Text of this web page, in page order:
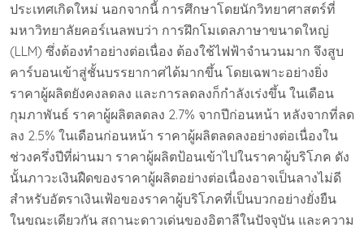
ประเทศเกิดใหม่ นอกจากนี้ การศึกษาโดยนักวิทยาศาสตร์ที่
มหาวิทยาลัยคอร์เนลพบว่า การฝึกโมเดลภาษาขนาดใหญ่
(LLM) ซึ่งต้องทำอย่างต่อเนื่อง ต้องใช้ไฟฟ้าจำนวนมาก จึงสูบ
คาร์บอนเข้าสู่ชั้นบรรยากาศได้มากขึ้น โดยเฉพาะอย่างยิ่ง
ราคาผู้ผลิตยังคงลดลง และการลดลงก็กำลังเร่งขึ้น ในเดือน
กุมภาพันธ์ ราคาผู้ผลิตลดลง 2.7% จากปีก่อนหน้า หลังจากที่ลด
ลง 2.5% ในเดือนก่อนหน้า ราคาผู้ผลิตลดลงอย่างต่อเนื่องใน
ช่วงครึ่งปีที่ผ่านมา ราคาผู้ผลิตป้อนเข้าไปในราคาผู้บริโภค ดัง
นั้นภาวะเงินฝืดของราคาผู้ผลิตอย่างต่อเนื่องอาจเป็นลางไม่ดี
สำหรับอัตราเงินเฟ้อของราคาผู้บริโภคที่เป็นบวกอย่างยั่งยืน
ในขณะเดียวกัน สถานะดาวเด่นของอิตาลีในปัจจุบัน และความ